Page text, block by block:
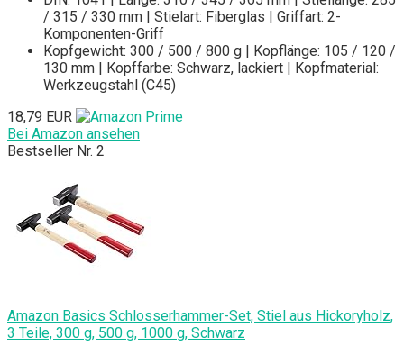
/ 315 / 330 mm | Stielart: Fiberglas | Griffart: 2-
Komponenten-Griff
Kopfgewicht: 300 / 500 / 800 g | Kopflänge: 105 / 120 /
130 mm | Kopffarbe: Schwarz, lackiert | Kopfmaterial:
Werkzeugstahl (C45)
18,79 EUR
Bei Amazon ansehen
Bestseller Nr. 2
Amazon Basics Schlosserhammer-Set, Stiel aus Hickoryholz,
3 Teile, 300 g, 500 g, 1000 g, Schwarz